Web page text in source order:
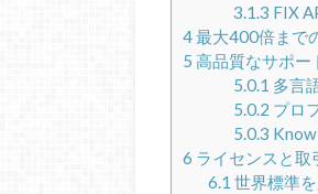
3.1.3 FIX
4最大400倍まで
5 高品質なサポー
5.0.1 多言
5.0.2 プロ
5.0.3
6 ライセンスと取
6.1 世界標準